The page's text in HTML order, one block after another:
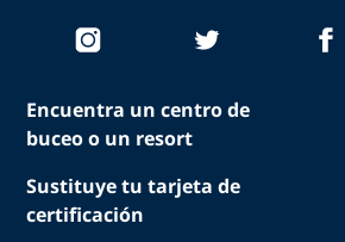
Encuentra un centro de
buceo o un resort
Sustituye tu tarjeta de
certificación